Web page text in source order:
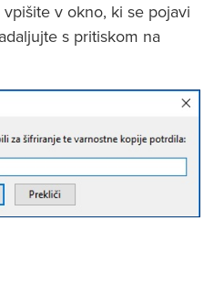
v okno, ki se pojavi
s pritiskom na